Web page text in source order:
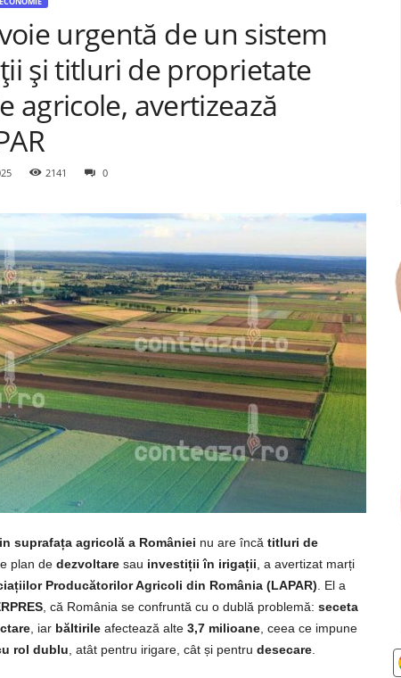
urgentă de un sistem
și titluri de proprietate
agricole, avertizează
2141 0
suprafața agricolă a României nu are încă titluri de
plan de dezvoltaresau investiții în irigații , a avertizat marți
Producătorilor Agricoli din România (LAPAR) . El a
, că România se confruntă cu o dublă problemă: seceta
, iar băltirileafectează alte 3,7 milioane, ceea ce impune
rol dublu , atât pentru irigare, cât și pentru desecare.